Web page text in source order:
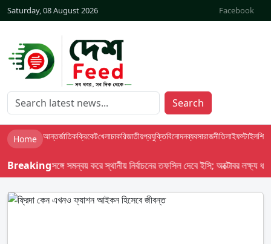
Saturday, 08 August 2026 Facebook
Search
Home আন্তর্জাতিকক্রিকেটখেলাচাকরিজাতীয়প্রযুক্তিবিনোদনব্যবসারাজনীতিলাইফস্টাইলশিক্ষা
Breaking
: সরকারের সঙ্গে সমন্বয় করে স্থানীয় নির্বাচনের তফসিল দেবে ইসি; অক্টোবর লক্ষ্য ধরে